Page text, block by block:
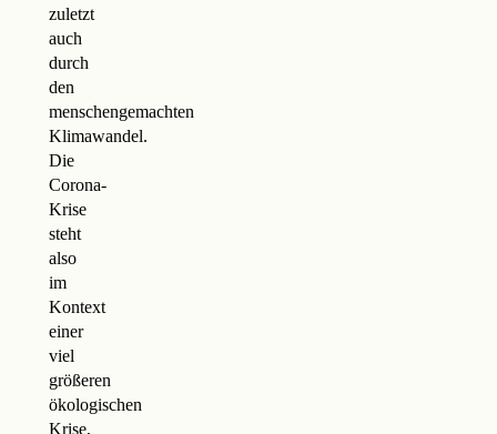
zuletzt
auch
durch
den
menschengemachten
Klimawandel.
Die
Corona-
Krise
steht
also
im
Kontext
einer
viel
größeren
ökologischen
Krise,